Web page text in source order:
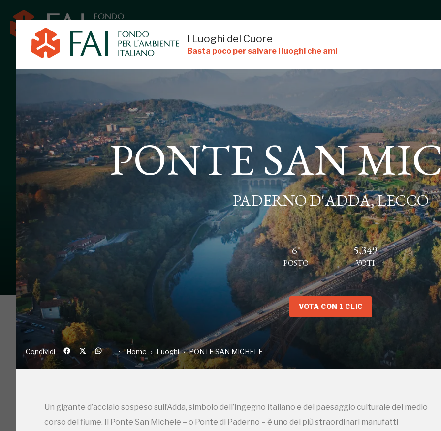
I Luoghi del Cuore
Basta poco per salvare i luoghi che ami
PONTE SAN
PADERNO D'ADDA, LECCO
6°
POSTO
5,349
VOTI
VOTA CON 1 CLIC
Condividi Home Luoghi PONTE SAN MICHELE
Un gigante d’acciaio sospeso sull’Adda, simbolo dell’ingegno italiano e del paesaggio culturale del medio
corso del fiume. Il Ponte San Michele – o Ponte di Paderno – è uno dei più straordinari manufatti
PONTE SAN MICHELE
PADERNO D'ADDA, LECCO
Home PONTE SAN MICHELE
Campagne in corso in questo luogo